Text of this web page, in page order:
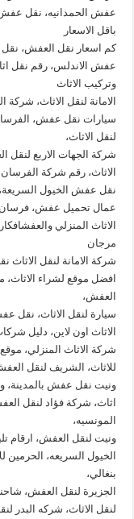
عفش الحمدانيه، نقل عفش
باقل الاسعار
كم اسعار نقل العفش،
عفش الاندلس، رقم نقل
وتركيب الاثاث
الامانة لنقل الاثاث، شركة
سيارات نقل عفش،
لنقل الاثاث،
شركة الجهات الاربع
الاثاث، رقم شركة
نقل عفش الخيول السريعة،
عمال تحميل عفش، فرسان
الاثاث المنزلي
مرجان
شركة الامانة لنقل
افضل موقع لشراء الاثاث،
العفش،
سيارة لنقل الاثاث،
الاثاث اون لاين، دليل
شركة الاثاث المنزلي،
للاثاث، الشريف لنقل
ونيت نقل عفش بالمدينة،
اثاث، شركة فؤاد لنقل
المونسيه،
ونيت لنقل العفش، ارقام
الخيول السريعه،
بنغالي،
الجزيرة لنقل العفش،
لنقل الاثاث، شركه البدر